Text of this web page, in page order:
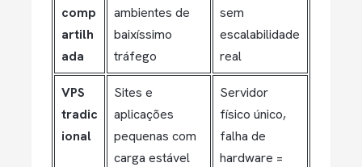
comp
artilh
ada
ambientes de
baixíssimo
tráfego
sem
escalabilidade
real
VPS
tradic
ional
Sites e
aplicações
pequenas com
carga estável
Servidor
físico único,
falha de
hardware =